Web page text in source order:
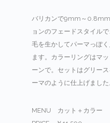
バリカンで9mm～
ョンのフェードスタイル
毛を生かしてパーマっぽ
ます。カラーリングはマ
ーンで。セットはグリー
ーマのように仕上げました
MENU カット＋カラー